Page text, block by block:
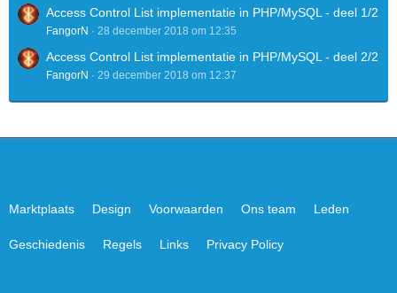
Access Control List implementatie in PHP/MySQL - deel 1/2
FangorN 28 december 2018 om 12:35
Access Control List implementatie in PHP/MySQL - deel 2/2
FangorN 29 december 2018 om 12:37
Marktplaats Design Voorwaarden Ons team Leden
Geschiedenis Regels Links Privacy Policy